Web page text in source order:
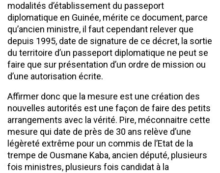
modalités d’établissement du passeport
diplomatique en Guinée, mérite ce document, parce
qu’ancien ministre, il faut cependant relever que
depuis 1995, date de signature de ce décret, la sortie
du territoire d’un passeport diplomatique ne peut se
faire que sur présentation d’un ordre de mission ou
d’une autorisation écrite.
Affirmer donc que la mesure est une création des
nouvelles autorités est une façon de faire des petits
arrangements avec la vérité. Pire, méconnaitre cette
mesure qui date de près de 30 ans relève d’une
légèreté extrême pour un commis de l’Etat de la
trempe de Ousmane Kaba, ancien député, plusieurs
fois ministres, plusieurs fois candidat à la